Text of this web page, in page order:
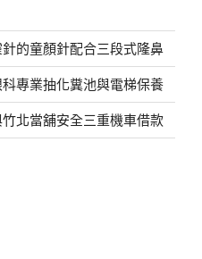
的童顏針配合三段式隆鼻
專業抽化糞池與電梯保養
北當舖安全三重機車借款